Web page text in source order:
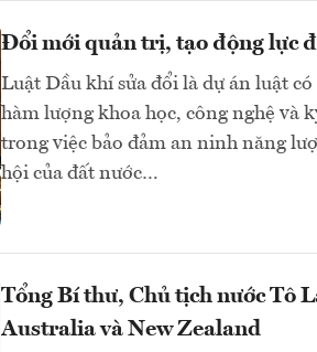
Đổi mới quản trị, tạo động lực
Luật Dầu khí sửa đổi là dự án luật
hàm lượng khoa học, công nghệ và
trong việc bảo đảm an ninh năng
hội của đất nước…
Tổng Bí thư, Chủ tịch nước Tô
Australia và New Zealand